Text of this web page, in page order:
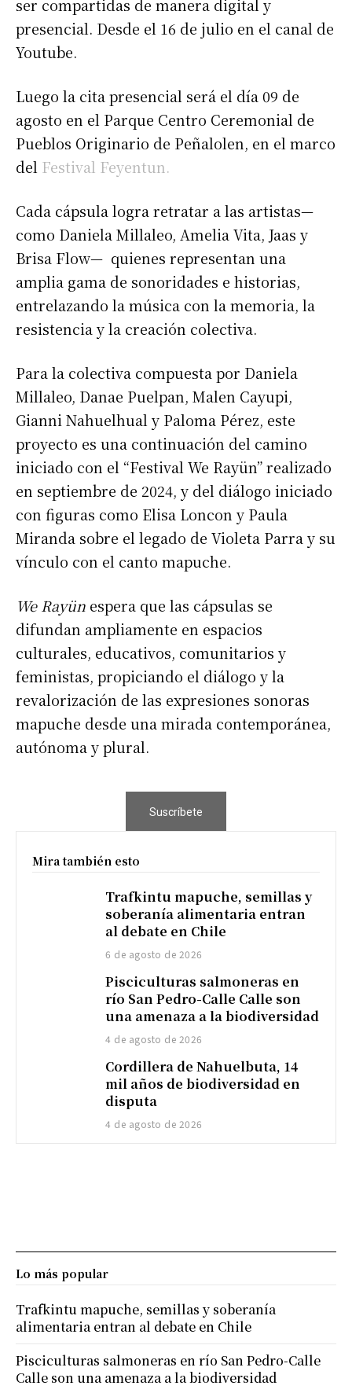
ser compartidas de manera digital y
presencial. Desde el 16 de julio en el canal de
Youtube.
Luego la cita presencial será el día 09 de
agosto en el Parque Centro Ceremonial de
Pueblos Originario de Peñalolen, en el marco
del Festival Feyentun.
Cada cápsula logra retratar a las artistas—
como Daniela Millaleo, Amelia Vita, Jaas y
Brisa Flow— quienes representan una
amplia gama de sonoridades e historias,
entrelazando la música con la memoria, la
resistencia y la creación colectiva.
Para la colectiva compuesta por Daniela
Millaleo, Danae Puelpan, Malen Cayupi,
Gianni Nahuelhual y Paloma Pérez, este
proyecto es una continuación del camino
iniciado con el “Festival We Rayün” realizado
en septiembre de 2024, y del diálogo iniciado
con figuras como Elisa Loncon y Paula
Miranda sobre el legado de Violeta Parra y su
vínculo con el canto mapuche.
We Rayün espera que las cápsulas se
difundan ampliamente en espacios
culturales, educativos, comunitarios y
feministas, propiciando el diálogo y la
revalorización de las expresiones sonoras
mapuche desde una mirada contemporánea,
autónoma y plural.
Suscríbete
Mira también esto
Trafkintu mapuche, semillas y
soberanía alimentaria entran
al debate en Chile
6 de agosto de 2026
Pisciculturas salmoneras en
río San Pedro-Calle Calle son
una amenaza a la biodiversidad
4 de agosto de 2026
Cordillera de Nahuelbuta, 14
mil años de biodiversidad en
disputa
4 de agosto de 2026
Lo más popular
Trafkintu mapuche, semillas y soberanía
alimentaria entran al debate en Chile
Pisciculturas salmoneras en río San Pedro-Calle
Calle son una amenaza a la biodiversidad